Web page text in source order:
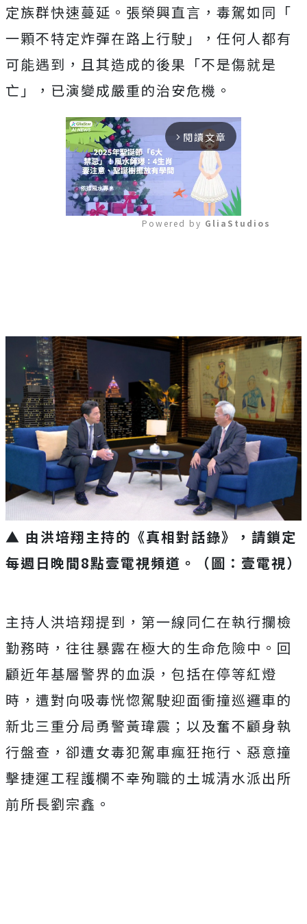
定族群快速蔓延。張榮興直言，毒駕如同「
一顆不特定炸彈在路上行駛」，任何人都有
可能遇到， 且其造成的後果「不是傷就是
亡」，已演變成嚴重的治安危機。
arrow_forward_ios 閱讀文章
Powered by GliaStudios
▲ 由洪培翔主持的《真相對話錄》，請鎖定
每週日晚間8點壹電視頻道。（圖：壹電視）
主持人洪培翔提到，第一線同仁在執行攔檢
勤務時， 往往暴露在極大的生命危險中。回
顧近年基層警界的血淚， 包括在停等紅燈
時， 遭對向吸毒恍惚駕駛迎面衝撞巡邏車的
新北三重分局勇警黃瑋震； 以及奮不顧身執
行盤查，卻遭女毒犯駕車瘋狂拖行、 惡意撞
擊捷運工程護欄不幸殉職的土城清水派出所
前所長劉宗鑫。